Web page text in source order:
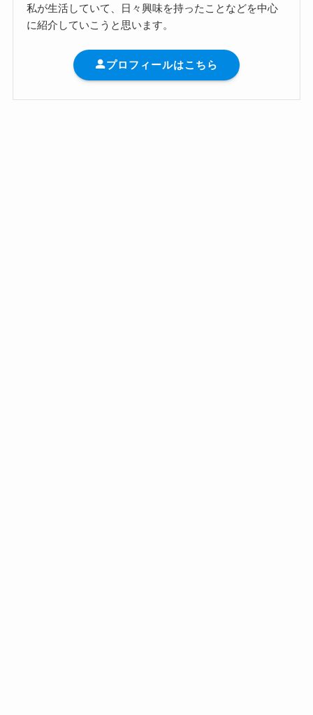
私が生活していて、日々興味を持ったことなどを中心
に紹介していこうと思います。
プロフィールはこちら